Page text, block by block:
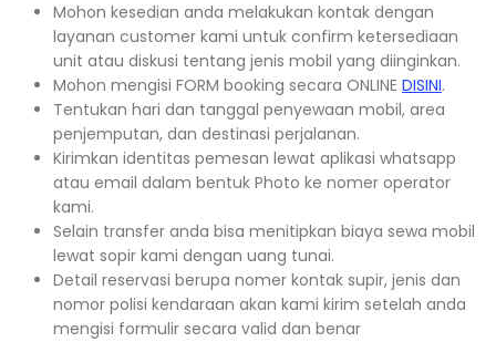
Mohon kesedian anda melakukan kontak dengan
layanan customer kami untuk confirm ketersediaan
unit atau diskusi tentang jenis mobil yang diinginkan.
Mohon mengisi FORM booking secara ONLINE DISINI.
Tentukan hari dan tanggal penyewaan mobil, area
penjemputan, dan destinasi perjalanan.
Kirimkan identitas pemesan lewat aplikasi whatsapp
atau email dalam bentuk Photo ke nomer operator
kami.
Selain transfer anda bisa menitipkan biaya sewa mobil
lewat sopir kami dengan uang tunai.
Detail reservasi berupa nomer kontak supir, jenis dan
nomor polisi kendaraan akan kami kirim setelah anda
mengisi formulir secara valid dan benar